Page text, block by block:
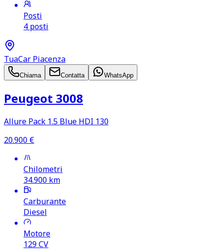
Posti
4 posti
TuaCar Piacenza
Chiama Contatta WhatsApp
Peugeot 3008
Allure Pack 1.5 Blue HDI 130
20.900 €
Chilometri
34.900 km
Carburante
Diesel
Motore
129CV